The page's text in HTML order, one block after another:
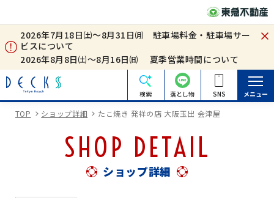
2026年7月18日㈯～8月31日㈪ 駐車場料金・駐車場サー
ビスについて
2026年8月8日㈯～8月16日㈰ 夏季営業時間について
検索 落とし物 SNS メニュー
TOP ショップ詳細 たこ焼き 発祥の店 大阪玉出 会津屋
SHOP DETAIL
ショップ詳細